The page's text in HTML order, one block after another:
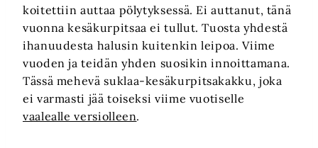
koitettiin auttaa pölytyksessä. Ei auttanut, tänä
vuonna kesäkurpitsaa ei tullut. Tuosta yhdestä
ihanuudesta halusin kuitenkin leipoa. Viime
vuoden ja teidän yhden suosikin innoittamana.
Tässä mehevä suklaa-kesäkurpitsakakku, joka
ei varmasti jää toiseksi viime vuotiselle
vaalealle versiolleen.